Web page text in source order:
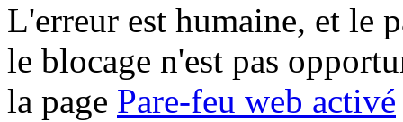
L'erreur est humaine, et le
le blocage n'est pas
la page Pare-feu web activé